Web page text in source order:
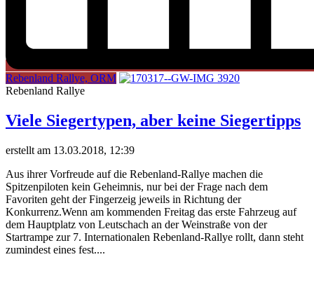
Rebenland Rallye, ORM
Rebenland Rallye
Viele Siegertypen, aber keine Siegertipps
erstellt am 13.03.2018, 12:39
Aus ihrer Vorfreude auf die Rebenland-Rallye machen die
Spitzenpiloten kein Geheimnis, nur bei der Frage nach dem
Favoriten geht der Fingerzeig jeweils in Richtung der
Konkurrenz.Wenn am kommenden Freitag das erste Fahrzeug auf
dem Hauptplatz von Leutschach an der Weinstraße von der
Startrampe zur 7. Internationalen Rebenland-Rallye rollt, dann steht
zumindest eines fest....